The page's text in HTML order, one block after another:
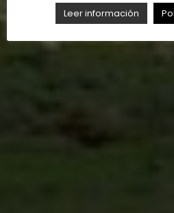
Leer información